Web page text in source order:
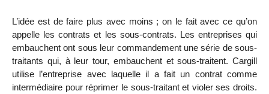
L’idée est de faire plus avec moins ; on le fait avec ce qu’on
appelle les contrats et les sous-contrats. Les entreprises qui
embauchent ont sous leur commandement une série de sous-
traitants qui, à leur tour, embauchent et sous-traitent. Cargill
utilise l’entreprise avec laquelle il a fait un contrat comme
intermédiaire pour réprimer le sous-traitant et violer ses droits.